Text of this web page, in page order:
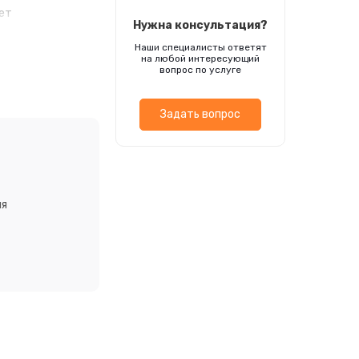
его у
время
Нужна консультация?
Наши специалисты ответят
на любой интересующий
вопрос по услуге
Задать вопрос